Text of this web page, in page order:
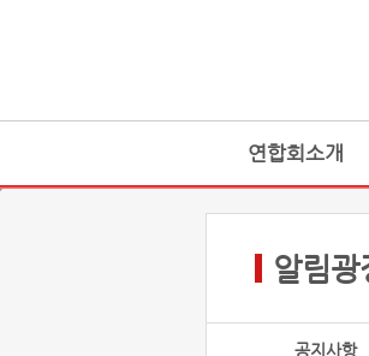
연합회소개
알림광
공지사항